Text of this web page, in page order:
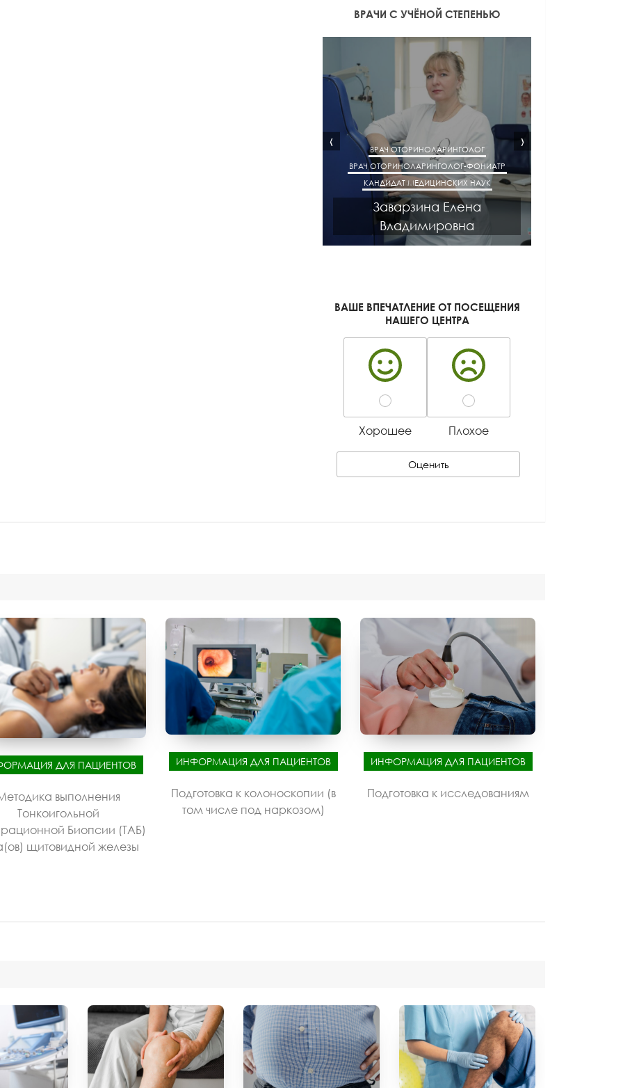
ВРАЧИ С УЧЁНОЙ СТЕПЕНЬЮ
ВРАЧ ОТОРИНОЛАРИНГОЛОГ
ВРАЧ ОТОРИНОЛАРИНГОЛОГ-ФОНИАТР
КАНДИДАТ МЕДИЦИНСКИХ НАУК
Заварзина Елена
Владимировна
‹ ›
ВАШЕ ВПЕЧАТЛЕНИЕ ОТ ПОСЕЩЕНИЯ
НАШЕГО ЦЕНТРА
Хорошее Плохое
Оценить
ДЛЯ ПАЦИЕНТОВ
выполнения
Тонкоигольной
Биопсии (ТАБ)
щитовидной железы
ИНФОРМАЦИЯ ДЛЯ ПАЦИЕНТОВ
Подготовка к колоноскопии (в
том числе под наркозом)
ИНФОРМАЦИЯ ДЛЯ ПАЦИЕНТОВ
Подготовка к исследованиям